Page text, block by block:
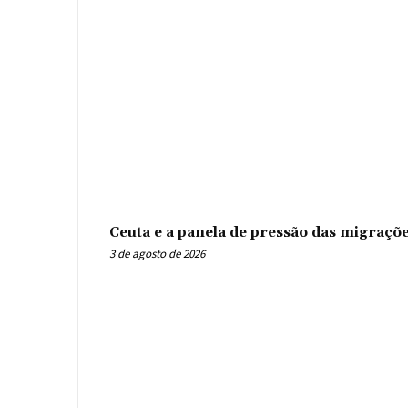
Ceuta e a panela de pressão das
3 de agosto de 2026